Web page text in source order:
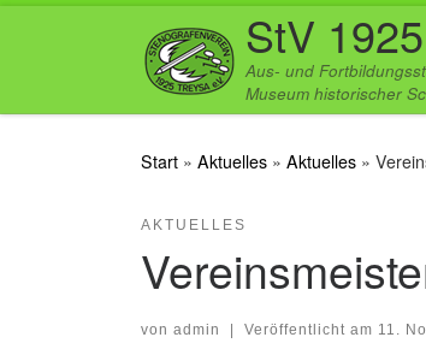
Zum Inhalt springen StV
Aus- und
Museum historischer
Start » Aktuelles » Aktuelles »
AKTUELLES
von admin | Veröffentlicht am 11.